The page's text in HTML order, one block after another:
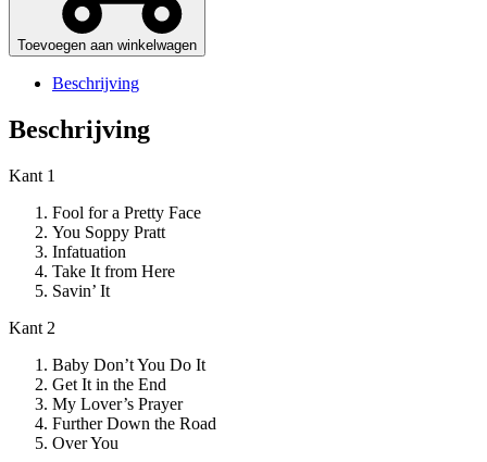
Toevoegen aan winkelwagen
Beschrijving
Beschrijving
Kant 1
Fool for a Pretty Face
You Soppy Pratt
Infatuation
Take It from Here
Savin’ It
Kant 2
Baby Don’t You Do It
Get It in the End
My Lover’s Prayer
Further Down the Road
Over You